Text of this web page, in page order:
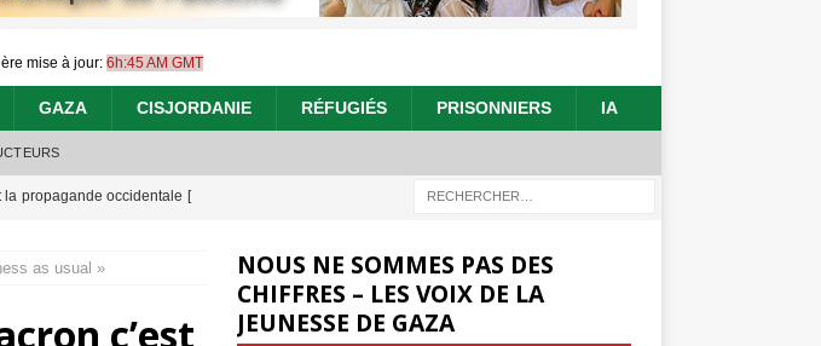
mise à jour: 6h:45 AM GMT
GAZA CISJORDANIE RÉFUGIÉS PRISONNIERS IA
propagande occidentale [
[ 5 août 2026 ]
as usual »
c’est
NOUS NE SOMMES PAS DES
CHIFFRES – LES VOIX DE LA
JEUNESSE DE GAZA